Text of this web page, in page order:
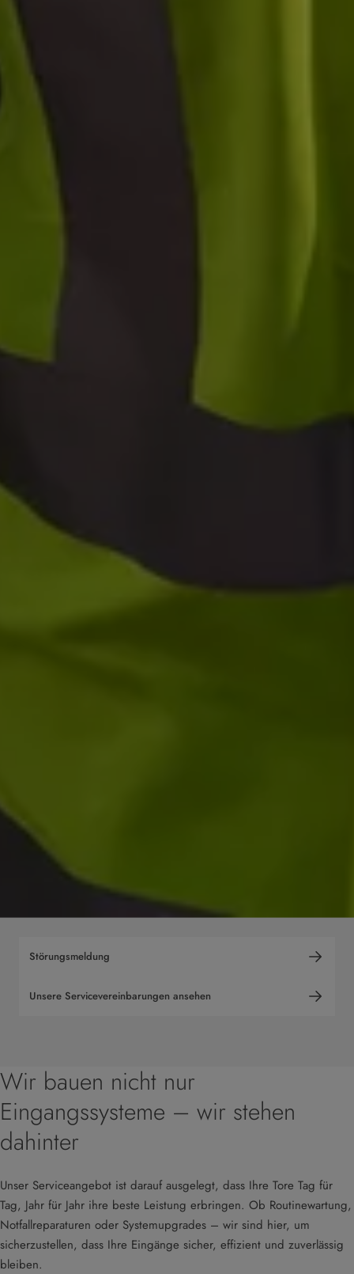
Störungsmeldung
Unsere Servicevereinbarungen ansehen
Wir bauen nicht nur
Eingangssysteme – wir stehen
dahinter
Unser Serviceangebot ist darauf ausgelegt, dass Ihre Tore Tag für
Tag, Jahr für Jahr ihre beste Leistung erbringen. Ob Routinewartung,
Notfallreparaturen oder Systemupgrades – wir sind hier, um
sicherzustellen, dass Ihre Eingänge sicher, effizient und zuverlässig
bleiben.